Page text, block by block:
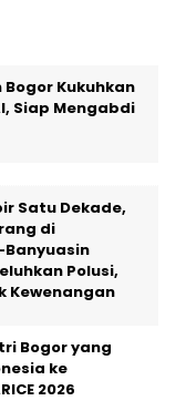
Bogor Kukuhkan
Siap Mengabdi
Satu Dekade,
di
Polusi,
Kewenangan
Bogor yang
ke
2026